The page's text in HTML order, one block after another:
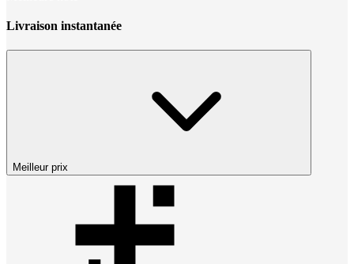
Livraison instantanée
Meilleur prix